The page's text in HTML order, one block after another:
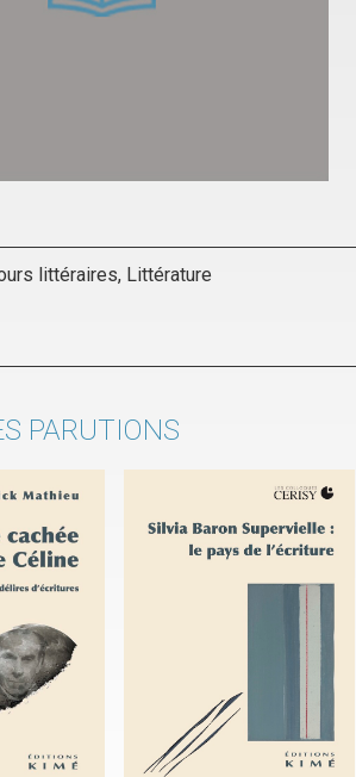
littéraires, Littérature
PARUTIONS